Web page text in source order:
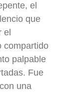
el
que
el
compartido
palpable
Fue
una